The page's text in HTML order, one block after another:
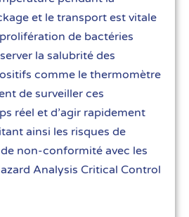
et le transport est vitale
de bactéries
la salubrité des
comme le thermomètre
de surveiller ces
réel et d’agir rapidement
ainsi les risques de
non-conformité avec les
Analysis Critical Control